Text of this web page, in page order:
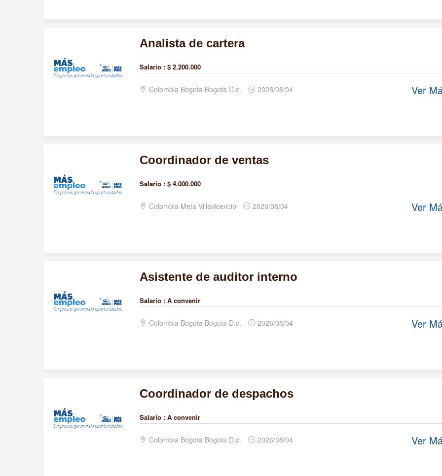
Analista de cartera
Salario : $ 2.200.000
Colombia Bogota Bogota D.c. 2026/08/04 Ver
Coordinador de ventas
Salario : $ 4.000.000
Colombia Meta Villavicencio 2026/08/04 Ver
Asistente de auditor interno
Salario : A convenir
Colombia Bogota Bogota D.c. 2026/08/04 Ver
Coordinador de despachos
Salario : A convenir
Colombia Bogota Bogota D.c. 2026/08/04 Ver